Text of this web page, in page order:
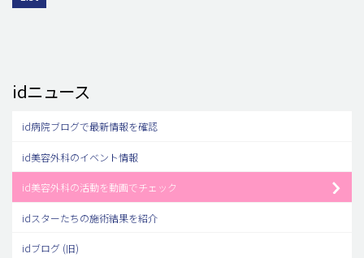
idニュース
id病院ブログで最新情報を確認
id美容外科のイベント情報
id美容外科の活動を動画でチェック
idスターたちの施術結果を紹介
idブログ (旧)